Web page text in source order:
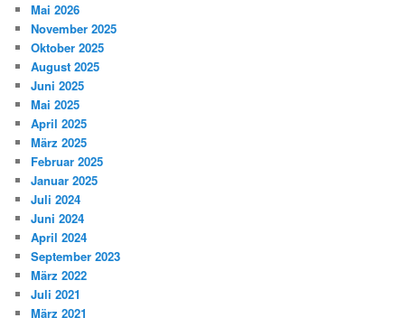
Mai 2026
November 2025
Oktober 2025
August 2025
Juni 2025
Mai 2025
April 2025
März 2025
Februar 2025
Januar 2025
Juli 2024
Juni 2024
April 2024
September 2023
März 2022
Juli 2021
März 2021